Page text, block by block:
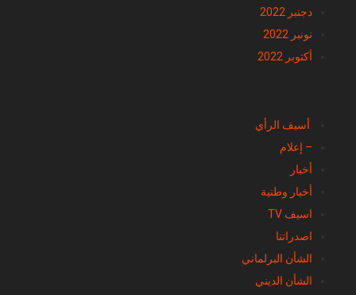
دجنبر 2022
نونبر 2022
أكتوبر 2022
أسيف الرأي
– إعلام
أخبار
أخبار وطنية
اسيف TV
اصدراتنا
الشأن البرلماني
الشأن الديني